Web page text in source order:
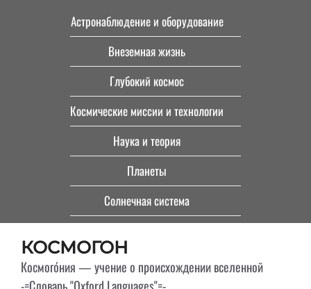
Астронаблюдение и оборудование
Внеземная жизнь
Глубокий космос
Космические миссии и технологии
Наука и теория
Планеты
Солнечная система
КОСМОГОН
Космого́ния — учение о происхождении вселенной